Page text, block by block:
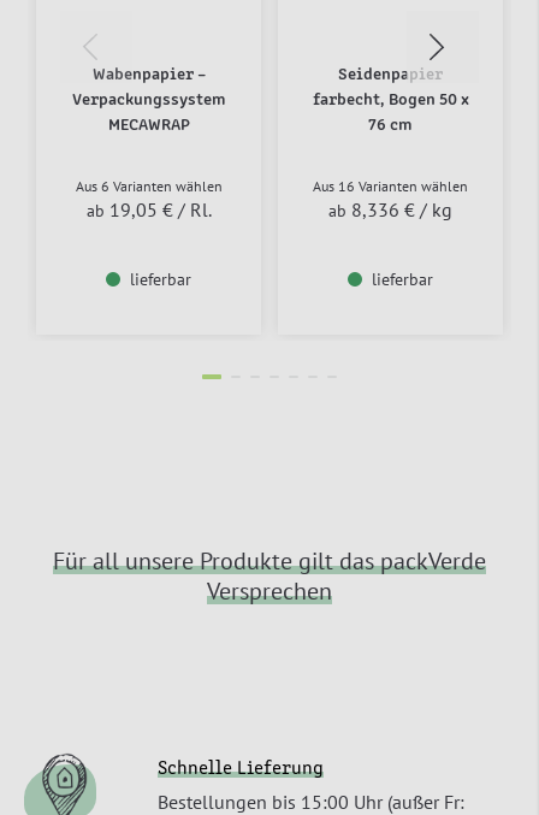
Wabenpapier –
Verpackungssystem
MECAWRAP
Aus 6 Varianten wählen
ab 19,05 € / Rl.
lieferbar
Seidenpapier
farbecht, Bogen 50 x
76 cm
Aus 16 Varianten wählen
ab 8,336 € / kg
lieferbar
Für all unsere Produkte gilt das packVerde
Versprechen
Schnelle Lieferung
Bestellungen bis 15:00 Uhr (außer Fr: